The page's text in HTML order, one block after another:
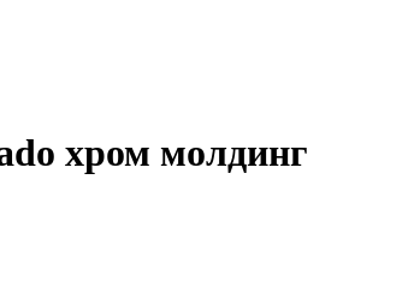
хром молдинг